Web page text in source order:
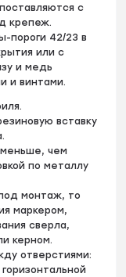
с
крепеж.
пороги 42/23 в
или с
и медь
и винтами.
вставку
чем
по металлу
монтаж, то
маркером,
сверла,
керном.
отверстиями: